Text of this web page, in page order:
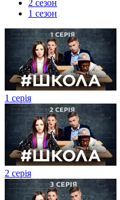
2 сезон
1 сезон
1 серія
2 серія